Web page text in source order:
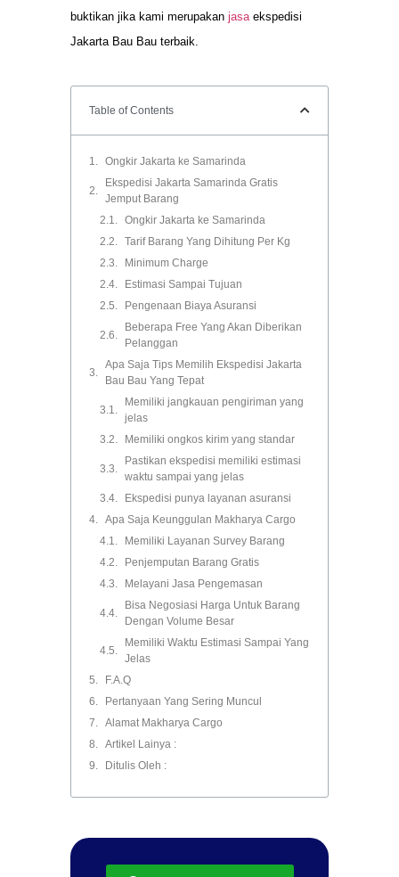
buktikan jika kami merupakan jasaekspedisi
Jakarta Bau Bau terbaik.
Table of Contents
Ongkir Jakarta ke Samarinda
Ekspedisi Jakarta Samarinda Gratis
Jemput Barang
Ongkir Jakarta ke Samarinda
Tarif Barang Yang Dihitung Per Kg
Minimum Charge
Estimasi Sampai Tujuan
Pengenaan Biaya Asuransi
Beberapa Free Yang Akan Diberikan
Pelanggan
Apa Saja Tips Memilih Ekspedisi Jakarta
Bau Bau Yang Tepat
Memiliki jangkauan pengiriman yang
jelas
Memiliki ongkos kirim yang standar
Pastikan ekspedisi memiliki estimasi
waktu sampai yang jelas
Ekspedisi punya layanan asuransi
Apa Saja Keunggulan Makharya Cargo
Memiliki Layanan Survey Barang
Penjemputan Barang Gratis
Melayani Jasa Pengemasan
Bisa Negosiasi Harga Untuk Barang
Dengan Volume Besar
Memiliki Waktu Estimasi Sampai Yang
Jelas
F.A.Q
Pertanyaan Yang Sering Muncul
Alamat Makharya Cargo
Artikel Lainya :
Ditulis Oleh :